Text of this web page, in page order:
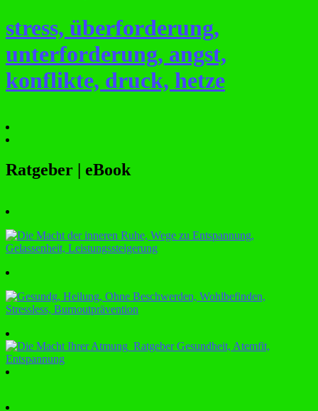
stress, überforderung,
unterforderung, angst,
konflikte, druck, hetze
Ratgeber | eBook